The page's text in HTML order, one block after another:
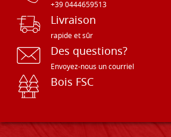
+39 0444659513
Livraison
rapide et sûr
Des questions?
Envoyez-nous un courriel
Bois FSC